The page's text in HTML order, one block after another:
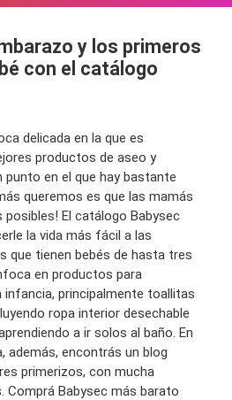
y los primeros
con el catálogo
delicada en la que es
productos de aseo y
en el que hay bastante
queremos es que las mamás
El catálogo Babysec
la vida más fácil a las
que tienen bebés de hasta tres
en productos para
infancia, principalmente toallitas
ropa interior desechable
a ir solos al baño. En
además, encontrás un blog
primerizos, con mucha
Comprá Babysec más barato